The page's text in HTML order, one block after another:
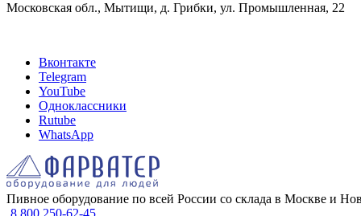
Московская обл., Мытищи, д. Грибки, ул. Промышленная, 22
Вконтакте
Telegram
YouTube
Одноклассники
Rutube
WhatsApp
Пивное оборудование по всей России со склада в Москве и
8 800 250-62-45